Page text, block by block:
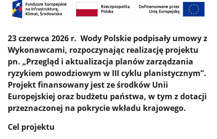
23 czerwca 2026 r. Wody Polskie podpisały umowy z
Wykonawcami, rozpoczynając realizację projektu
pn. „Przegląd i aktualizacja planów zarządzania
ryzykiem powodziowym w III cyklu planistycznym”.
Projekt finansowany jest ze środków Unii
Europejskiej oraz budżetu państwa, w tym z dotacji
przeznaczonej na pokrycie wkładu krajowego.
Cel projektu